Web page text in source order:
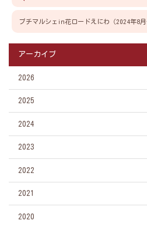
プチマルシェin花ロードえにわ（2024年8
アーカイブ
2026
2025
2024
2023
2022
2021
2020